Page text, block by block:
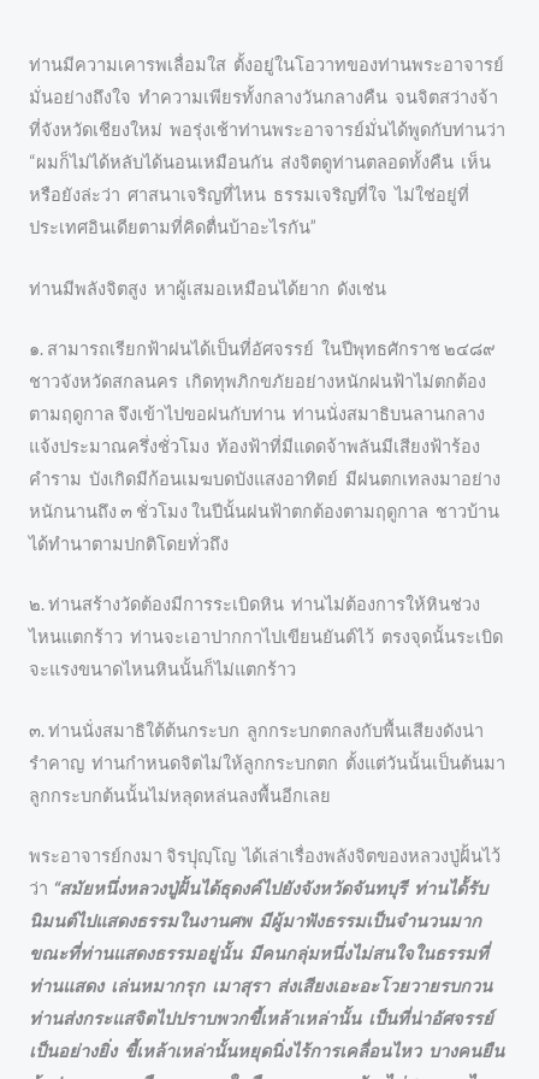
ท่านมีความเคารพเลื่อมใส ตั้งอยู่ในโอวาทของท่านพระอาจารย์
มั่นอย่างถึงใจ ทำความเพียรทั้งกลางวันกลางคืน จนจิตสว่างจ้า
ที่จังหวัดเชียงใหม่ พอรุ่งเช้าท่านพระอาจารย์มั่นได้พูดกับท่านว่า
“ผมก็ไม่ได้หลับได้นอนเหมือนกัน ส่งจิตดูท่านตลอดทั้งคืน เห็น
หรือยังล่ะว่า ศาสนาเจริญที่ไหน ธรรมเจริญที่ใจ ไม่ใช่อยู่ที่
ประเทศอินเดียตามที่คิดตื่นบ้าอะไรกัน”
ท่านมีพลังจิตสูง หาผู้เสมอเหมือนได้ยาก ดังเช่น
๑. สามารถเรียกฟ้าฝนได้เป็นที่อัศจรรย์ ในปีพุทธศักราช ๒๔๘๙
ชาวจังหวัดสกลนคร เกิดทุพภิกขภัยอย่างหนักฝนฟ้าไม่ตกต้อง
ตามฤดูกาล จึงเข้าไปขอฝนกับท่าน ท่านนั่งสมาธิบนลานกลาง
แจ้งประมาณครึ่งชั่วโมง ท้องฟ้าที่มีแดดจ้าพลันมีเสียงฟ้าร้อง
คำราม บังเกิดมีก้อนเมฆบดบังแสงอาทิตย์ มีฝนตกเทลงมาอย่าง
หนักนานถึง ๓ ชั่วโมง ในปีนั้นฝนฟ้าตกต้องตามฤดูกาล ชาวบ้าน
ได้ทำนาตามปกติโดยทั่วถึง
๒. ท่านสร้างวัดต้องมีการระเบิดหิน ท่านไม่ต้องการให้หินช่วง
ไหนแตกร้าว ท่านจะเอาปากกาไปเขียนยันต์ไว้ ตรงจุดนั้นระเบิด
จะแรงขนาดไหนหินนั้นก็ไม่แตกร้าว
๓. ท่านนั่งสมาธิใต้ต้นกระบก ลูกกระบกตกลงกับพื้นเสียงดังน่า
รำคาญ ท่านกำหนดจิตไม่ให้ลูกกระบกตก ตั้งแต่วันนั้นเป็นต้นมา
ลูกกระบกต้นนั้นไม่หลุดหล่นลงพื้นอีกเลย
พระอาจารย์กงมา จิรปฺุญฺโญ ได้เล่าเรื่องพลังจิตของหลวงปู่ฝั้นไว้
ว่า “สมัยหนึ่งหลวงปู่ฝั้นได้ธุดงค์ไปยังจังหวัดจันทบุรี ท่านได้้รับ
นิมนต์ไปแสดงธรรมในงานศพ มีผู้มาฟังธรรมเป็นจำนวนมาก
ขณะที่ท่านแสดงธรรมอยู่นั้น มีคนกลุ่มหนึ่งไม่สนใจในธรรมที่
ท่านแสดง เล่นหมากรุก เมาสุรา ส่งเสียงเอะอะโวยวายรบกวน
ท่านส่งกระแสจิตไปปราบพวกขี้เหล้าเหล่านั้น เป็นที่น่าอัศจรรย์
เป็นอย่างยิ่ง ขี้เหล้าเหล่านั้นหยุดนิ่งไร้การเคลื่อนไหว บางคนยืน